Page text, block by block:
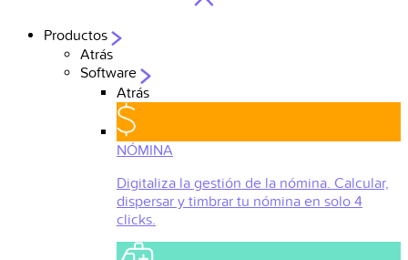
Productos
Atrás
Software
Atrás
NÓMINA
Digitaliza la gestión de la nómina. Calcular,
dispersar y timbrar tu nómina en solo 4
clicks.